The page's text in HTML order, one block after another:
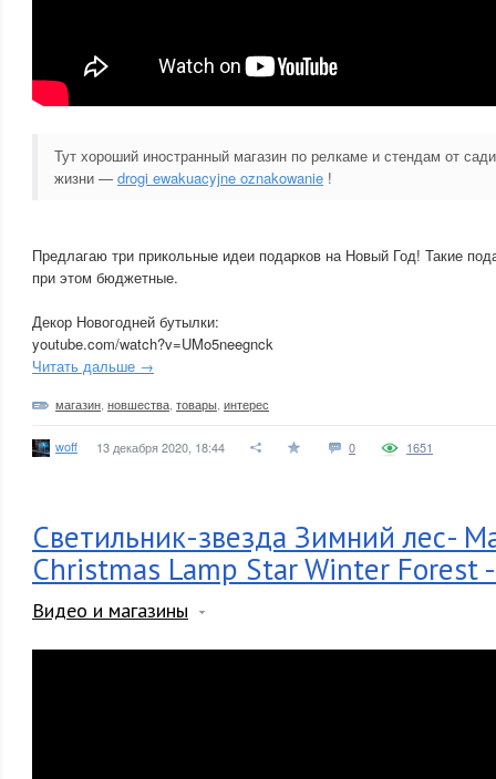
Тут хороший иностранный магазин по релкаме и стендам от
жизни — drogi ewakuacyjne oznakowanie !
Предлагаю три прикольные идеи подарков на Новый Год! Такие
при этом бюджетные.
Декор Новогодней бутылки:
youtube.com/watch?v=UMo5neegnck
Читать дальше →
магазин новшества товары интерес
woff 13 декабря 2020, 18:44 0 1651
Светильник-звезда Зимний лес-
Christmas Lamp Star Winter Forest
Видео и магазины